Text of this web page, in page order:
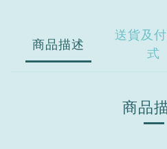
商品描述
送貨及
式
商品